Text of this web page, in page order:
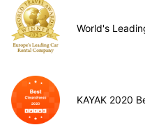
World's
KAYAK 2020